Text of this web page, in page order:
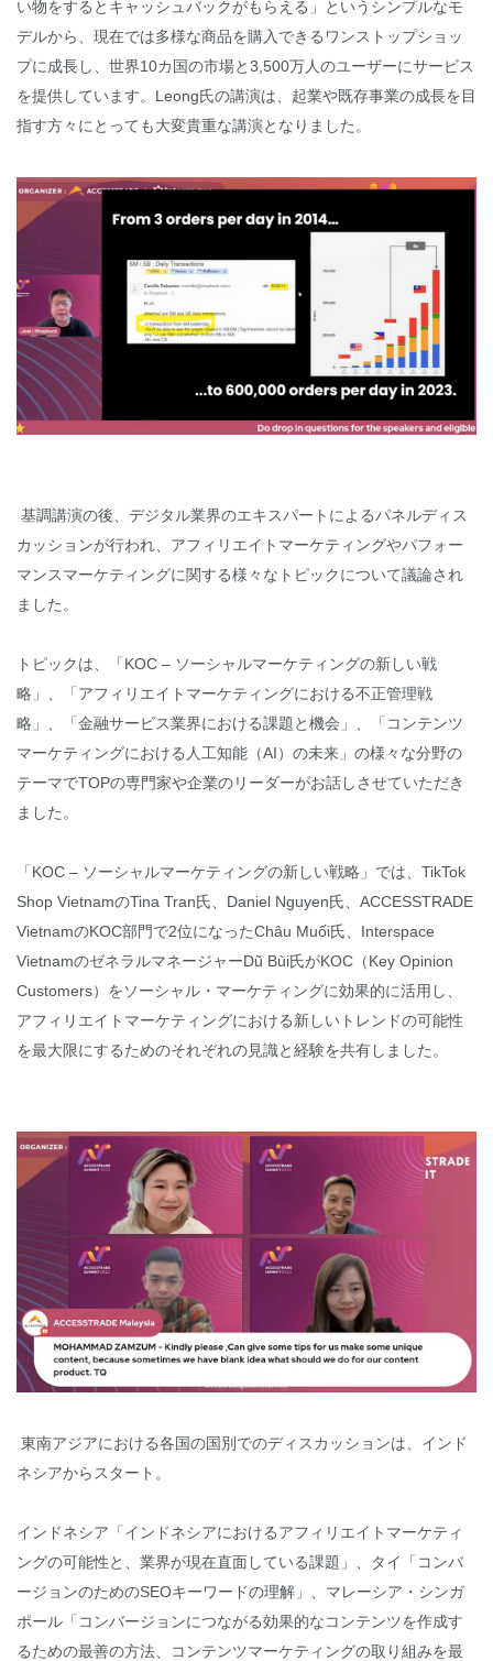
い物をするとキャッシュバックがもらえる」というシンプルなモ
デルから、現在では多様な商品を購入できるワンストップショッ
プに成長し、世界10カ国の市場と3,500万人のユーザーにサービス
を提供しています。Leong氏の講演は、起業や既存事業の成長を目
指す方々にとっても大変貴重な講演となりました。
基調講演の後、デジタル業界のエキスパートによるパネルディス
カッションが行われ、アフィリエイトマーケティングやパフォー
マンスマーケティングに関する様々なトピックについて議論され
ました。
トピックは、「KOC – ソーシャルマーケティングの新しい戦
略」、「アフィリエイトマーケティングにおける不正管理戦
略」、「金融サービス業界における課題と機会」、「コンテンツ
マーケティングにおける人工知能（AI）の未来」の様々な分野の
テーマでTOPの専門家や企業のリーダーがお話しさせていただき
ました。
「KOC – ソーシャルマーケティングの新しい戦略」では、TikTok
Shop VietnamのTina Tran氏、Daniel Nguyen氏、ACCESSTRADE
VietnamのKOC部門で2位になったChâu Muối氏、Interspace
VietnamのゼネラルマネージャーDũ Bùi氏がKOC（Key Opinion
Customers）をソーシャル・マーケティングに効果的に活用し、
アフィリエイトマーケティングにおける新しいトレンドの可能性
を最大限にするためのそれぞれの見識と経験を共有しました。
東南アジアにおける各国の国別でのディスカッションは、インド
ネシアからスタート。
インドネシア「インドネシアにおけるアフィリエイトマーケティ
ングの可能性と、業界が現在直面している課題」、タイ「コンバ
ージョンのためのSEOキーワードの理解」、マレーシア・シンガ
ポール「コンバージョンにつながる効果的なコンテンツを作成す
るための最善の方法、コンテンツマーケティングの取り組みを最